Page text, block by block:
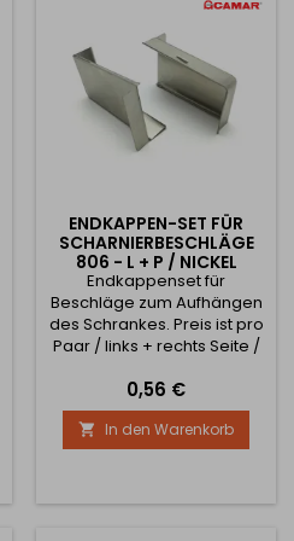
ENDKAPPEN-SET FÜR
SCHARNIERBESCHLÄGE
806 - L + P / NICKEL
Endkappenset für
Beschläge zum Aufhängen
des Schrankes. Preis ist pro
Paar / links + rechts Seite /
Preis
0,56 €
 In den Warenkorb